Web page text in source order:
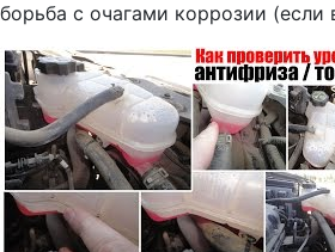
борьба с очагами коррозии (если